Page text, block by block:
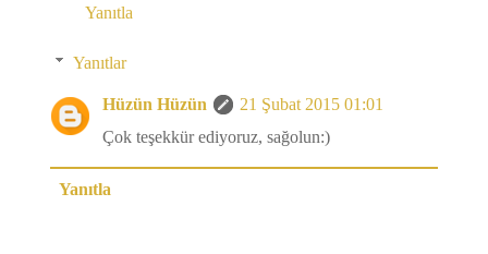
Yanıtla
Yanıtlar
Hüzün Hüzün
21 Şubat 2015 01:01
Çok teşekkür ediyoruz, sağolun:)
Yanıtla